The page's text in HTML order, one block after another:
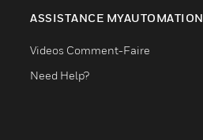
ASSISTANCE MYAUTOMATION
Videos Comment-Faire
Need Help?